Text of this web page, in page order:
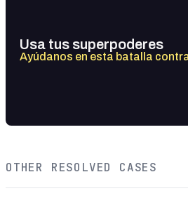
Usa tus superpoderes
Ayúdanos en esta batalla
OTHER RESOLVED CASES